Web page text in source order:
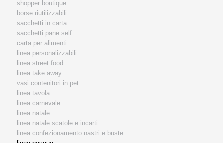
i partners
servizio clienti
fiere
shopper boutique
borse riutilizzabili
sacchetti in carta
sacchetti pane self
carta per alimenti
linea personalizzabili
linea street food
linea take away
vasi contenitori in pet
linea tavola
linea carnevale
linea natale
linea natale scatole e incarti
linea confezionamento nastri e buste